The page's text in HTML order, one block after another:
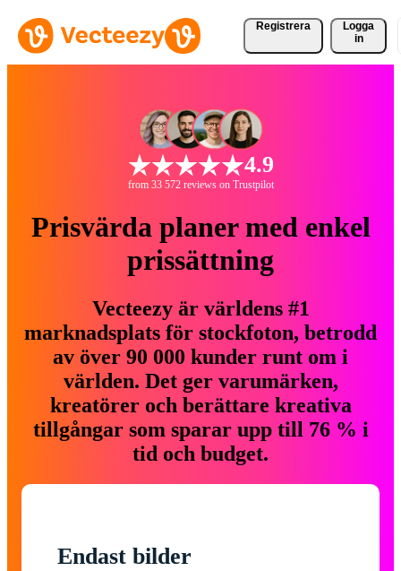
Registrera
Logga
in
4.9
from 33 572 reviews on Trustpilot
Prisvärda planer med enkel
prissättning
Vecteezy är världens #1
marknadsplats för stockfoton, betrodd
av över 90 000 kunder runt om i
världen. Det ger varumärken,
kreatörer och berättare kreativa
tillgångar som sparar upp till 76 % i
tid och budget.
Endast bilder